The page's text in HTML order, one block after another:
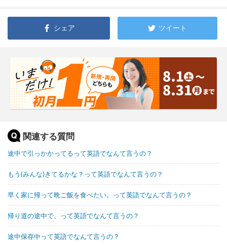
シェア ツイート
関連する質問
途中で引っかかってるって英語でなんて言うの？
もう(みんな)きてるかな？って英語でなんて言うの？
早く家に帰って晩ご飯を食べたい。って英語でなんて言うの？
帰り道の途中で、って英語でなんて言うの？
途中保存中って英語でなんて言うの？